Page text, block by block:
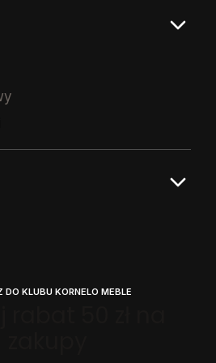
DO KLUBU KORNELO MEBLE